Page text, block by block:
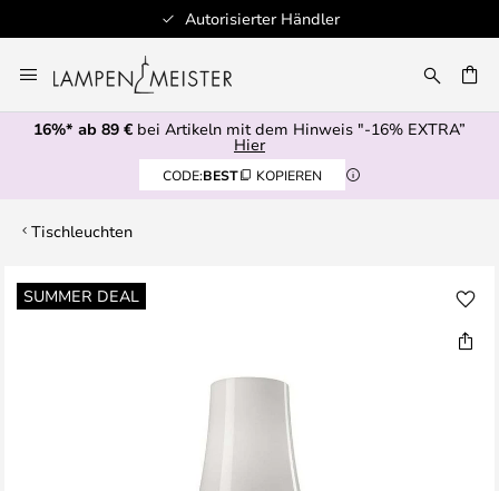
Autorisierter Händler
Inhalt
springen
16%* ab 89 € bei Artikeln mit dem Hinweis "-16% EXTRA”
Hier
CODE:BEST KOPIEREN
Tischleuchten
SUMMER DEAL
Zum
Ende